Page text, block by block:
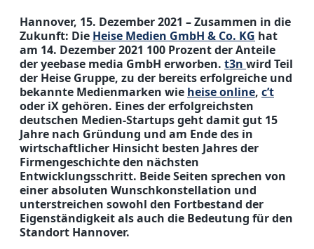
Hannover, 15. Dezember 2021 – Zusammen in die
Zukunft: Die Heise Medien GmbH & Co. KG hat
am 14. Dezember 2021 100 Prozent der Anteile
der yeebase media GmbH erworben. t3n wird Teil
der Heise Gruppe, zu der bereits erfolgreiche und
bekannte Medienmarken wie heise online, c’t
oder iX gehören. Eines der erfolgreichsten
deutschen Medien-Startups geht damit gut 15
Jahre nach Gründung und am Ende des in
wirtschaftlicher Hinsicht besten Jahres der
Firmengeschichte den nächsten
Entwicklungsschritt. Beide Seiten sprechen von
einer absoluten Wunschkonstellation und
unterstreichen sowohl den Fortbestand der
Eigenständigkeit als auch die Bedeutung für den
Standort Hannover.